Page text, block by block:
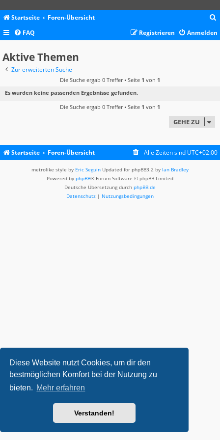
Diese Website nutzt Cookies, um dir den
bestmöglichen Komfort bei der Nutzung zu
bieten. Mehr erfahren
Verstanden!
Startseite Foren-Übersicht
c
FAQ Anmelden
Registrieren
Aktive Themen
Zur erweiterten Suche
Die Suche ergab 0 Treffer • Seite 1 von 1
Es wurden keine passenden Ergebnisse gefunden.
Die Suche ergab 0 Treffer • Seite 1 von 1
GEHE ZU
Startseite Foren-Übersicht Alle Zeiten sind UTC+02:00
metrolike style by Eric Seguin Updated for phpBB3.2 by Ian Bradley
Powered by phpBB® Forum Software © phpBB Limited
Deutsche Übersetzung durch phpBB.de
Datenschutz | Nutzungsbedingungen